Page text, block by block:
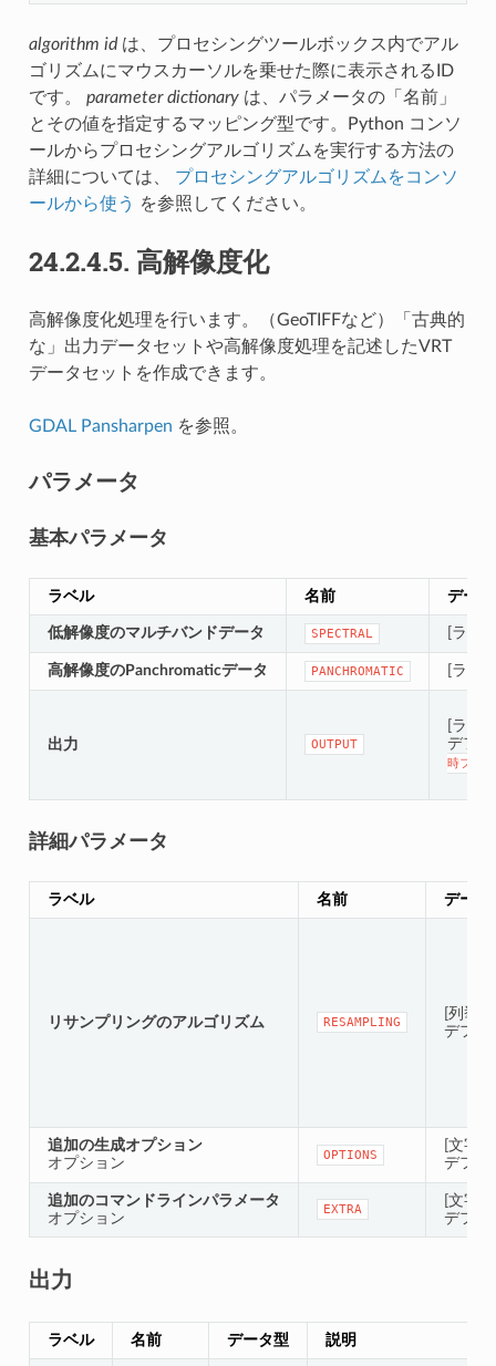
algorithm idは、プロセシングツールボックス内でアル
ゴリズムにマウスカーソルを乗せた際に表示されるID
です。 parameter dictionaryは、パラメータの「名前」
とその値を指定するマッピング型です。Python コンソ
ールからプロセシングアルゴリズムを実行する方法の
詳細については、 プロセシングアルゴリズムをコンソ
ールから使う
を参照してください。
24.2.4.5. 高解像度化
高解像度化処理を行います。（GeoTIFFなど）「古典的
な」出力データセットや高解像度処理を記述したVRT
データセットを作成できます。
GDAL Pansharpen を参照。
パラメータ
基本パラメータ
ラベル 名前 デー
低解像度のマルチバンドデータ SPECTRAL [ラス
高解像度のPanchromaticデータ PANCHROMATIC [ラス
出力 OUTPUT
[ラス
デフ
時ファ
詳細パラメータ
ラベル 名前 データ
リサンプリングのアルゴリズム RESAMPLING
[列挙
デフォ
追加の生成オプション
オプション
OPTIONS
[文字
デフォ
追加のコマンドラインパラメータ
オプション
EXTRA
[文字
デフォ
出力
ラベル 名前 データ型 説明